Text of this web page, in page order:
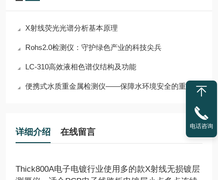
X射线荧光光谱分析基本原理
Rohs2.0检测仪：守护绿色产业的科技尖兵
LC-310高效液相色谱仪结构及功能
便携式水质重金属检测仪——保障水环境安全的重要工具
详细介绍 在线留言
Thick800A电子电镀行业使用多的款X射线无损镀层
电话咨询